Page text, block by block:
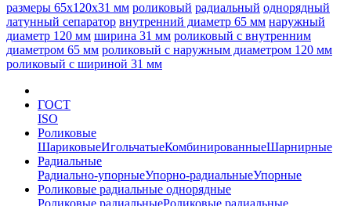
размеры 65x120x31 мм роликовый радиальный однорядный
латунный сепаратор внутренний диаметр 65 мм наружный
диаметр 120 мм ширина 31 мм роликовый с внутренним
диаметром 65 мм роликовый с наружным диаметром 120 мм
роликовый с шириной 31 мм
ГОСТ
ISO
Роликовые
ШариковыеИгольчатыеКомбинированныеШарнирные
Радиальные
Радиально-упорныеУпорно-радиальныеУпорные
Роликовые радиальные однорядные